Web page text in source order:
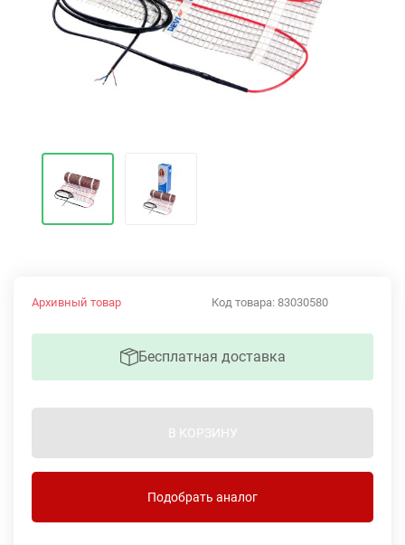
Код товара: 83030580
Архивный товар
Бесплатная доставка
В КОРЗИНУ
Подобрать аналог